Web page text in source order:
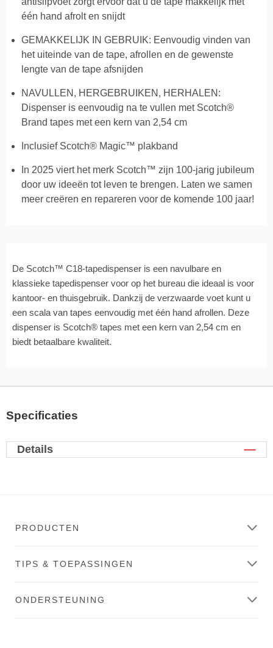
één hand afrolt en snijdt
GEMAKKELIJK IN GEBRUIK: Eenvoudig vinden van
het uiteinde van de tape, afrollen en de gewenste
lengte van de tape afsnijden
NAVULLEN, HERGEBRUIKEN, HERHALEN:
Dispenser is eenvoudig na te vullen met Scotch®
Brand tapes met een kern van 2,54 cm
Inclusief Scotch® Magic™ plakband
In 2025 viert het merk Scotch™ zijn 100-jarig jubileum
door uw ideeën tot leven te brengen. Laten we samen
meer creëren en repareren voor de komende 100 jaar!
De Scotch™ C18-tapedispenser is een navulbare en
klassieke tapedispenser voor op het bureau die ideaal is voor
kantoor- en thuisgebruik. Dankzij de verzwaarde voet kunt u
een scala van tapes eenvoudig met één hand afrollen. Deze
dispenser is Scotch® tapes met een kern van 2,54 cm en
biedt betaalbare kwaliteit.
Specificaties
Details
PRODUCTEN
TIPS & TOEPASSINGEN
ONDERSTEUNING